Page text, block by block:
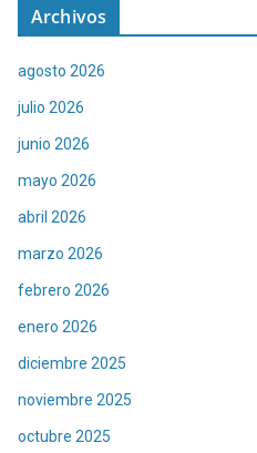
Archivos
agosto 2026
julio 2026
junio 2026
mayo 2026
abril 2026
marzo 2026
febrero 2026
enero 2026
diciembre 2025
noviembre 2025
octubre 2025